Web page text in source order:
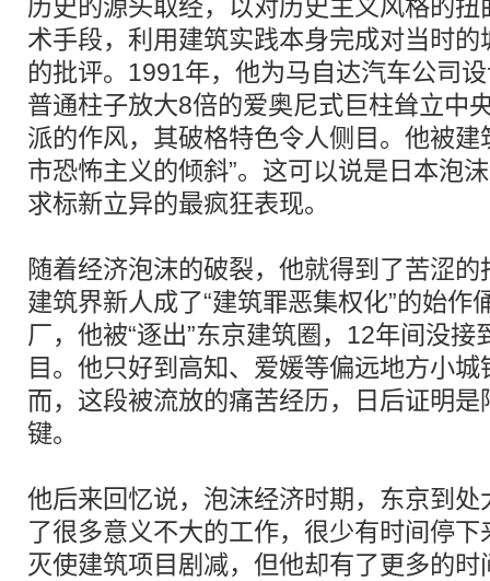
历史的源头取经，以对历史主义风格的
术手段，利用建筑实践本身完成对当时
的批评。1991年，他为马自达汽车公司
普通柱子放大8倍的爱奥尼式巨柱耸立中
派的作风，其破格特色令人侧目。他被建
市恐怖主义的倾斜”。这可以说是日本泡
求标新立异的最疯狂表现。
随着经济泡沫的破裂，他就得到了苦涩
建筑界新人成了“建筑罪恶集权化”的始作
厂，他被“逐出”东京建筑圈，12年间没接
目。他只好到高知、爱媛等偏远地方小
而，这段被流放的痛苦经历，日后证明
键。
他后来回忆说，泡沫经济时期，东京到
了很多意义不大的工作，很少有时间停
灭使建筑项目剧减，但他却有了更多的